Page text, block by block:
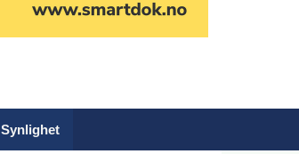
Synlighet